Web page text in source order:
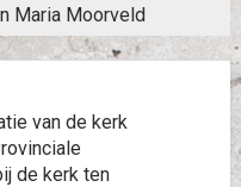
Maria Moorveld
van de kerk
de kerk ten